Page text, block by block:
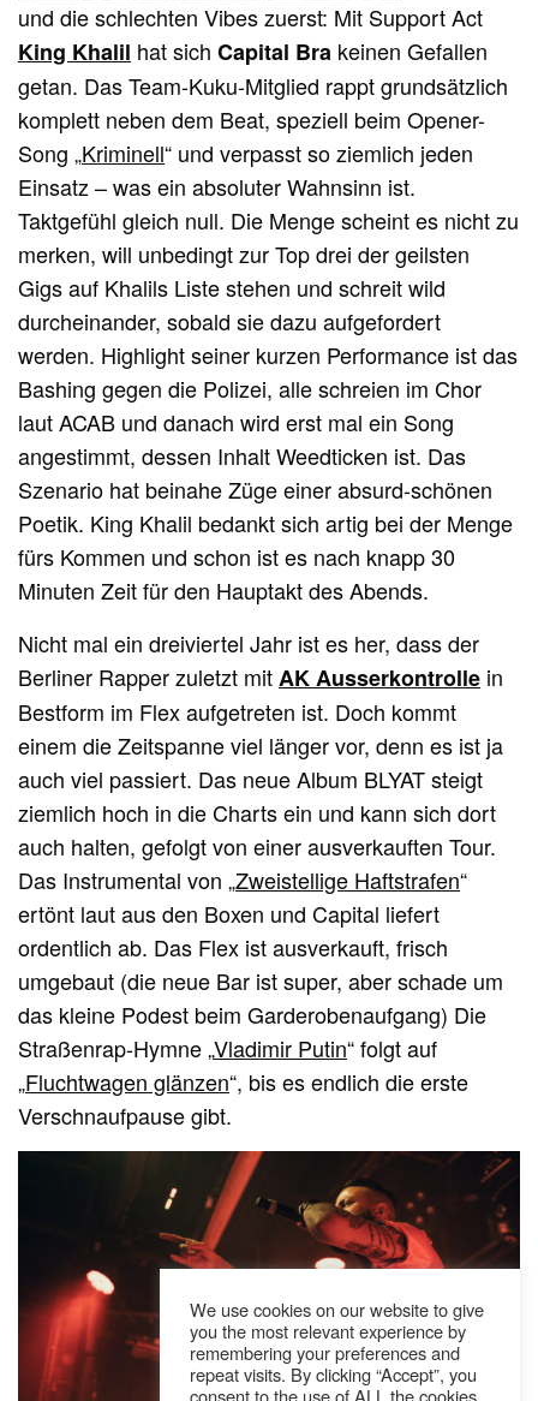
und die schlechten Vibes zuerst: Mit Support Act
King Khalil hat sichCapital Bra keinen Gefallen
getan. Das Team-Kuku-Mitglied rappt grundsätzlich
komplett neben dem Beat, speziell beim Opener-
Song „Kriminell“ und verpasst so ziemlich jeden
Einsatz–was ein absoluter Wahnsinn ist.
Taktgefühl gleich null. Die Menge scheint es nicht zu
merken, will unbedingt zur Top drei der geilsten
Gigs auf Khalils Liste stehen und schreit wild
durcheinander, sobald sie dazu aufgefordert
werden. Highlight seiner kurzen Performance ist das
Bashing gegen die Polizei, alle schreien im Chor
laut ACAB und danach wird erst mal ein Song
angestimmt, dessen Inhalt Weedticken ist. Das
Szenario hat beinahe Züge einer absurd-schönen
Poetik. King Khalil bedankt sich artig bei der Menge
fürs Kommen und schon ist es nach knapp 30
Minuten Zeit für den Hauptakt des Abends.
Nicht mal ein dreiviertel Jahr ist es her, dass der
Berliner Rapper zuletzt mitAK Ausserkontrolle in
Bestform im Flex aufgetreten ist. Doch kommt
einem die Zeitspanne viel länger vor, denn es ist ja
auch viel passiert. Das neue Album BLYAT steigt
ziemlich hoch in die Charts ein und kann sich dort
auch halten, gefolgt von einer ausverkauften Tour.
Das Instrumental von „Zweistellige Haftstrafen“
ertönt laut aus den Boxen und Capital liefert
ordentlich ab. Das Flex ist ausverkauft, frisch
umgebaut (die neue Bar ist super, aber schade um
das kleine Podest beim Garderobenaufgang) Die
Straßenrap-Hymne „Vladimir Putin“ folgt auf
„Fluchtwagen glänzen“, bis es endlich die erste
Verschnaufpause gibt.
We use cookies on our website to give
you the most relevant experience by
remembering your preferences and
repeat visits. By clicking “Accept”, you
consent to the use of ALL the cookies.